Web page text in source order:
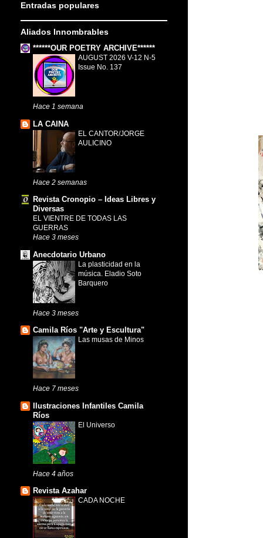
Entradas populares
Aliados Innombrables
******OUR POETRY ARCHIVE******
AUGUST 2026 V-12 N-5
Issue No. 137
Hace 1 semana
LA CAINA
EL CANTOR/JORGE
AULICINO
Hace 2 semanas
Revista Cronopio – Ideas Libres y
Diversas
EL VIENTRE DE TODAS LAS
GUERRAS
Hace 3 meses
Anecdotario Urbano
La plasticidad en la
música. Eladio Soto
Barquero
Hace 3 meses
Camila Ríos "Arte y Escultura"
Las musas de Minos
Hace 7 meses
Ilustraciones Infantiles Camila
Ríos
El Universo
Hace 4 años
Revista Azahar
CADA NOCHE